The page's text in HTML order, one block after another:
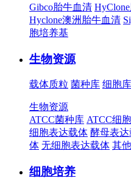
Gibco胎牛血清
Hyclone澳洲胎牛血清
胞培养基
生物资源
载体质粒 菌种库 细胞库
生物资源
ATCC菌种库 ATCC细
细胞表达载体 酵母表
体 无细胞表达载体 其
细胞培养